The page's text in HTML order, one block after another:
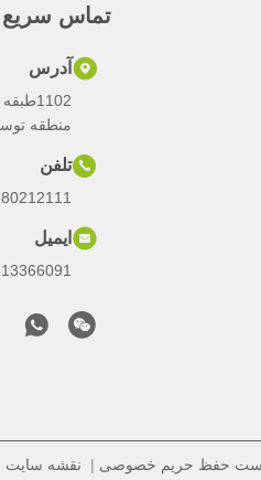
تماس سریع
آدرس
منطقه
تلفن
ایمیل
حفظ حریم خصوصی | نقشه سایت